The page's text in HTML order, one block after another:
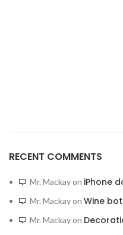
RECENT COMMENTS
Mr. Mackayon iPhone
Mr. Mackayon Wine
Mr. Mackayon